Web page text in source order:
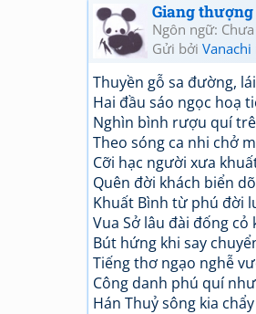
Giang
Ngôn ngữ:
Gửi bởi Vanachi
Thuyền gỗ sa đường,
Hai đầu sáo ngọc hoạ
Nghìn bình rượu quí
Theo sóng ca nhi chở
Cỡi hạc người xưa
Quên đời khách biển
Khuất Bình từ phú đời
Vua Sở lâu đài đống cỏ
Bút hứng khi say
Tiếng thơ ngạo nghễ
Công danh phú quí
Hán Thuỷ sông kia